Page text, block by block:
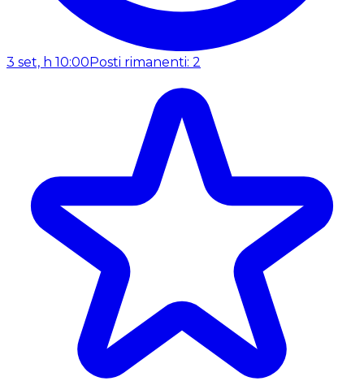
3 set, h 10:00 Posti rimanenti: 2